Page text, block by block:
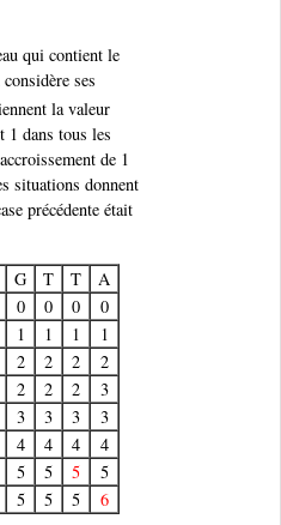
qui contient le
ses
la valeur
1 dans tous les
de 1
situations donnent
précédente était
G T T
A
0 0 0
0
1 1 1
1
2 2 2
2
2 2 2
3
3 3 3
3
4 4 4
4
5 5 5
5
5 5 5 6